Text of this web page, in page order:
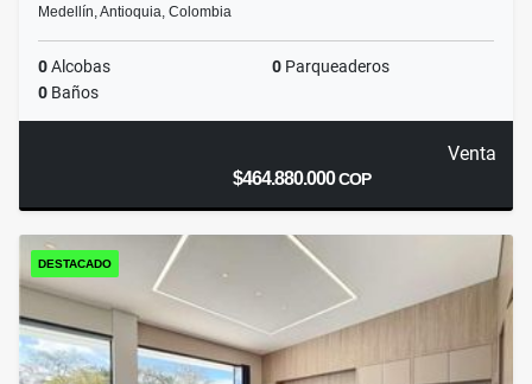
Medellín, Antioquia, Colombia
0Alcobas 0 Parqueaderos
0 Baños
Venta
$464.880.000COP
DESTACADO